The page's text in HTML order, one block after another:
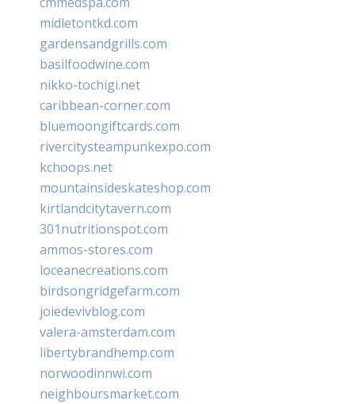
midletontkd.com
gardensandgrills.com
basilfoodwine.com
nikko-tochigi.net
caribbean-corner.com
bluemoongiftcards.com
rivercitysteampunkexpo.com
kchoops.net
mountainsideskateshop.com
kirtlandcitytavern.com
301nutritionspot.com
ammos-stores.com
loceanecreations.com
birdsongridgefarm.com
joiedevivblog.com
valera-amsterdam.com
libertybrandhemp.com
norwoodinnwi.com
neighboursmarket.com